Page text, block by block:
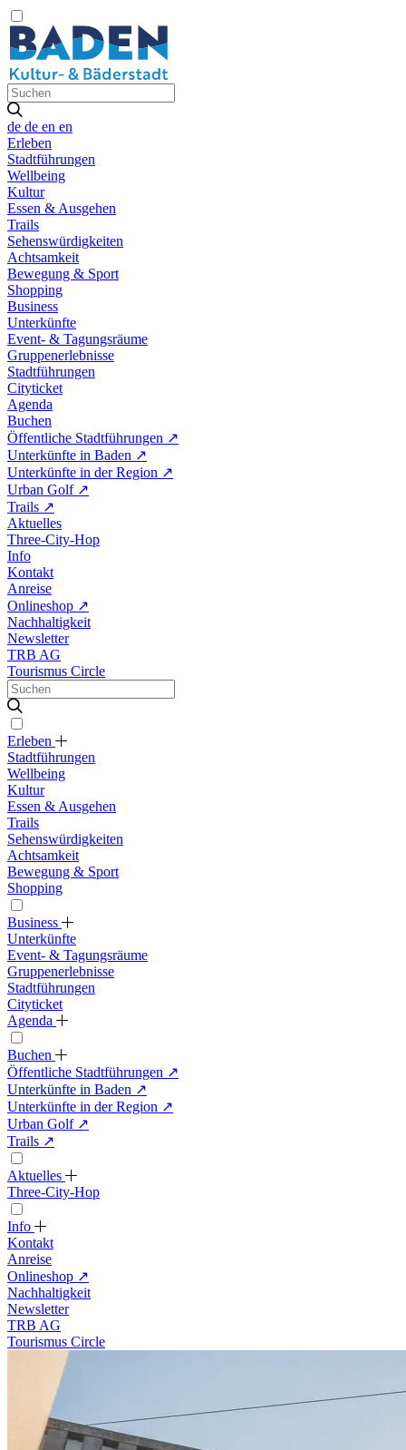
de de en en
Erleben
Stadtführungen
Wellbeing
Kultur
Essen & Ausgehen
Trails
Sehenswürdigkeiten
Achtsamkeit
Bewegung & Sport
Shopping
Business
Unterkünfte
Event- & Tagungsräume
Gruppenerlebnisse
Stadtführungen
Cityticket
Agenda
Buchen
Öffentliche Stadtführungen ↗
Unterkünfte in Baden ↗
Unterkünfte in der Region ↗
Urban Golf ↗
Trails ↗
Aktuelles
Three-City-Hop
Info
Kontakt
Anreise
Onlineshop ↗
Nachhaltigkeit
Newsletter
TRB AG
Tourismus Circle
Erleben
Stadtführungen
Wellbeing
Kultur
Essen & Ausgehen
Trails
Sehenswürdigkeiten
Achtsamkeit
Bewegung & Sport
Shopping
Business
Unterkünfte
Event- & Tagungsräume
Gruppenerlebnisse
Stadtführungen
Cityticket
Agenda
Buchen
Öffentliche Stadtführungen ↗
Unterkünfte in Baden ↗
Unterkünfte in der Region ↗
Urban Golf ↗
Trails ↗
Aktuelles
Three-City-Hop
Info
Kontakt
Anreise
Onlineshop ↗
Nachhaltigkeit
Newsletter
TRB AG
Tourismus Circle